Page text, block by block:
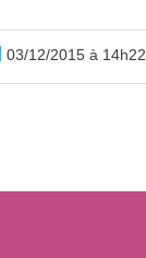
03/12/2015 à 14h22